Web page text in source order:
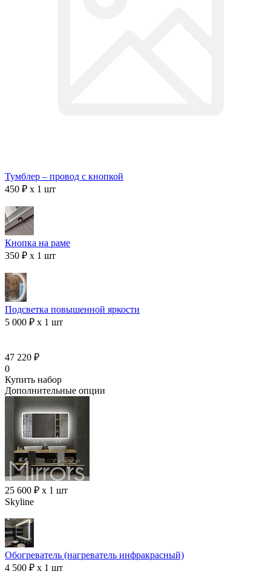
Тумблер – провод с кнопкой
450 ₽ x 1 шт
Кнопка на раме
350 ₽ x 1 шт
Подсветка повышенной яркости
5 000 ₽ x 1 шт
47 220 ₽
0
Купить набор
Дополнительные опции
25 600 ₽ x 1 шт
Skyline
Обогреватель (нагреватель инфракрасный)
4 500 ₽ x 1 шт